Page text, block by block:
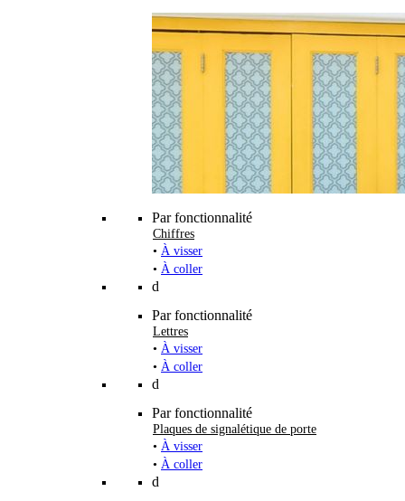
Par fonctionnalité
Chiffres
• À visser
• À coller
d
Par fonctionnalité
Lettres
• À visser
• À coller
d
Par fonctionnalité
Plaques de signalétique de porte
• À visser
• À coller
d